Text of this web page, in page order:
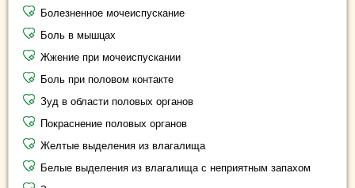
Болезненное мочеиспускание
Боль в мышцах
Жжение при мочеиспускании
Боль при половом контакте
Зуд в области половых органов
Покраснение половых органов
Желтые выделения из влагалища
Белые выделения из влагалища с неприятным запахом